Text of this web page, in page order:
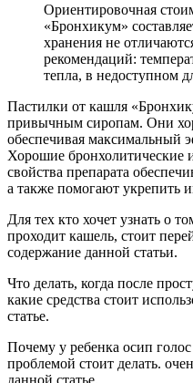
Ориентировочная
«Бронхикум»
хранения не
рекомендаций:
тепла, в недоступном
Пастилки от кашля
привычным сиропам. Они
обеспечивая максимальный
Хорошие бронхолитические
свойства препарата
а также помогают укрепить
Для тех кто хочет узнать о
проходит кашель, стоит
содержание данной статьи.
Что делать, когда после
какие средства стоит
статье.
Почему у ребенка осип
проблемой стоит делать.
данной статье.